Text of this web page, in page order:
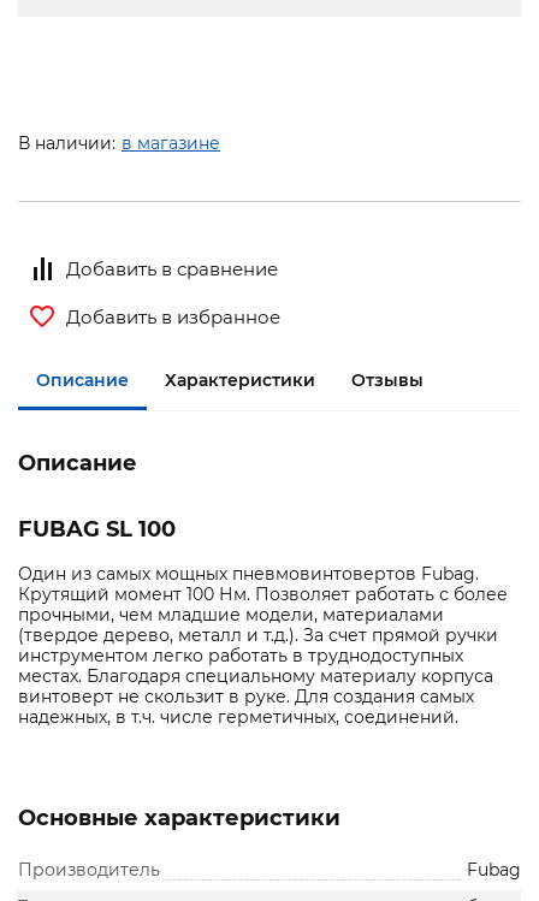
В наличии: в магазине
Добавить в сравнение
Добавить в избранное
Описание Характеристики Отзывы
Описание
FUBAG SL 100
Один из самых мощных пневмовинтовертов Fubag.
Крутящий момент 100 Нм. Позволяет работать с более
прочными, чем младшие модели, материалами
(твердое дерево, металл и т.д.). За счет прямой ручки
инструментом легко работать в труднодоступных
местах. Благодаря специальному материалу корпуса
винтоверт не скользит в руке. Для создания самых
надежных, в т.ч. числе герметичных, соединений.
Основные характеристики
Производитель
Fubag